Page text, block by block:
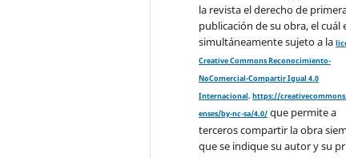
la revista el derecho de
publicación de su obra, el cuál
simultáneamente sujeto a la
Creative Commons Reconocimiento-
NoComercial-Compartir Igual 4.0
Internacional.https://
enses/by-nc-sa/4.0/ que permite a
terceros compartir la obra
que se indique su autor y su